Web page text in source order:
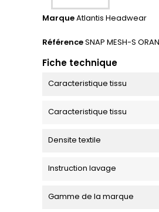
MarqueAtlantis Headwear
RéférenceSNAP MESH-S
Fiche technique
Caracteristique tissu
Caracteristique tissu
Densite textile
Instruction lavage
Gamme de la marque